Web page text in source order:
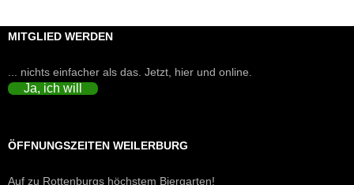
MITGLIED WERDEN
... nichts einfacher als das. Jetzt, hier und online.
Ja, ich will
ÖFFNUNGSZEITEN WEILERBURG
Auf zu Rottenburgs höchstem Biergarten!